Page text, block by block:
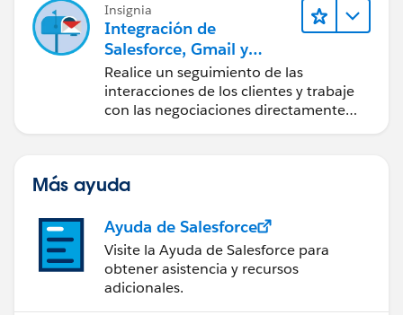
Insignia
Integración de
Salesforce, Gmail y
Google Calendar
Realice un seguimiento de las
interacciones de los clientes y trabaje
con las negociaciones directamente
Más ayuda
Ayuda de Salesforce
Visite la Ayuda de Salesforce para
obtener asistencia y recursos
adicionales.